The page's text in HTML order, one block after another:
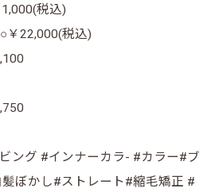
税込)
￥22,000(税込)
ング #インナーカラ- #カラー#ブ
ぼかし#ストレート#縮毛矯正 #